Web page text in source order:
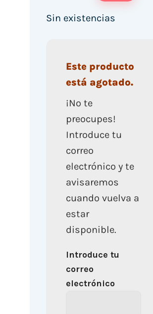
Sin existencias
Este producto
está agotado.
¡No te
preocupes!
Introduce tu
correo
electrónico y te
avisaremos
cuando vuelva a
estar
disponible.
Introduce tu
correo
electrónico